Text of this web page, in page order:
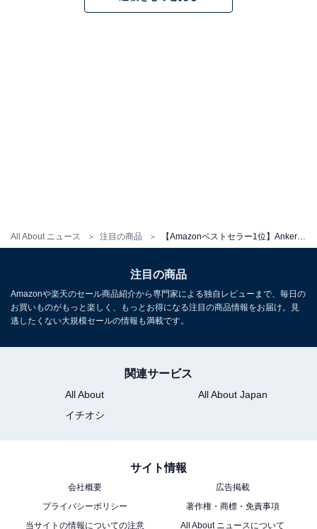
All About ニュース 注目の商品
Anker Soundcore C40i クリアブラック
Amazonで見る
Anker Soundcore「AeroFit 2」
Anker Soundcore「V20i」
注目の商品
Amazonや楽天のセール商品紹介から専門家による独自レビューまで、毎日の
お買いものがもっと楽しく、もっとお得になる注目の商品情報をお届け。見
逃したくない大規模セールの情報も満載です。
関連サービス
All About
All About Japan
イチオシ
サイト情報
会社概要
広告掲載
プライバシーポリシー
著作権・商標・免責事項
当サイトの情報についての注意
All About ニュースについて